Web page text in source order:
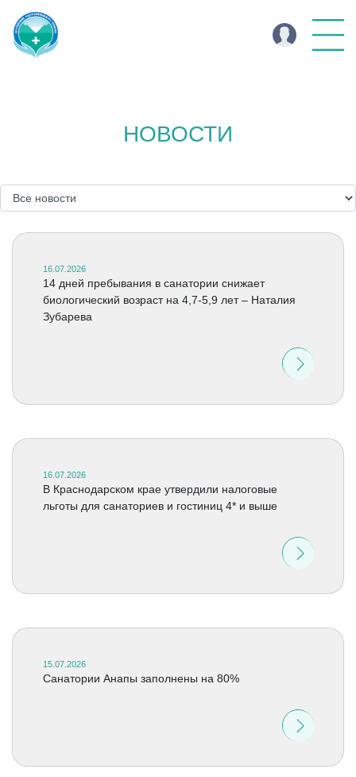
НОВОСТИ
16.07.2026
14 дней пребывания в санатории снижает
биологический возраст на 4,7-5,9 лет – Наталия
Зубарева
16.07.2026
В Краснодарском крае утвердили налоговые
льготы для санаториев и гостиниц 4* и выше
15.07.2026
Санатории Анапы заполнены на 80%